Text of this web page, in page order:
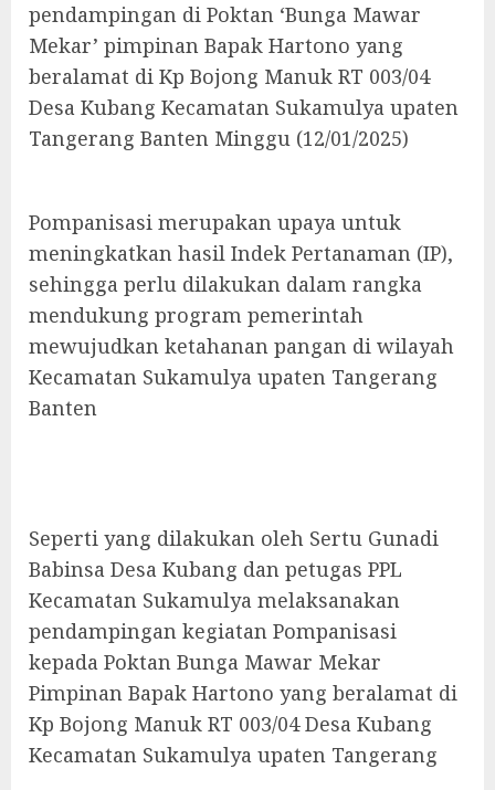
pendampingan di Poktan ‘Bunga Mawar
Mekar’ pimpinan Bapak Hartono yang
beralamat di Kp Bojong Manuk RT 003/04
Desa Kubang Kecamatan Sukamulya upaten
Tangerang Banten Minggu (12/01/2025)
Pompanisasi merupakan upaya untuk
meningkatkan hasil Indek Pertanaman (IP),
sehingga perlu dilakukan dalam rangka
mendukung program pemerintah
mewujudkan ketahanan pangan di wilayah
Kecamatan Sukamulya upaten Tangerang
Banten
Seperti yang dilakukan oleh Sertu Gunadi
Babinsa Desa Kubang dan petugas PPL
Kecamatan Sukamulya melaksanakan
pendampingan kegiatan Pompanisasi
kepada Poktan Bunga Mawar Mekar
Pimpinan Bapak Hartono yang beralamat di
Kp Bojong Manuk RT 003/04 Desa Kubang
Kecamatan Sukamulya upaten Tangerang